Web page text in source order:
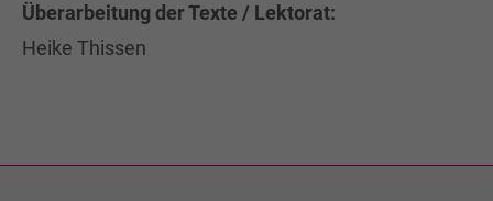
Überarbeitung der Texte / Lektorat:
Heike Thissen